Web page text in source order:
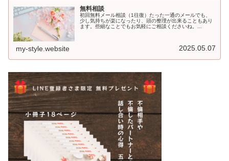
無料相談
初回無料メール相談（1往復）たった一通のメールでも、
少し気持ちが楽になったり、頭の整理が出来ることもあり
ます。些細なことでもお気軽にご相談くださいね。...
my-style.website 2025.05.07